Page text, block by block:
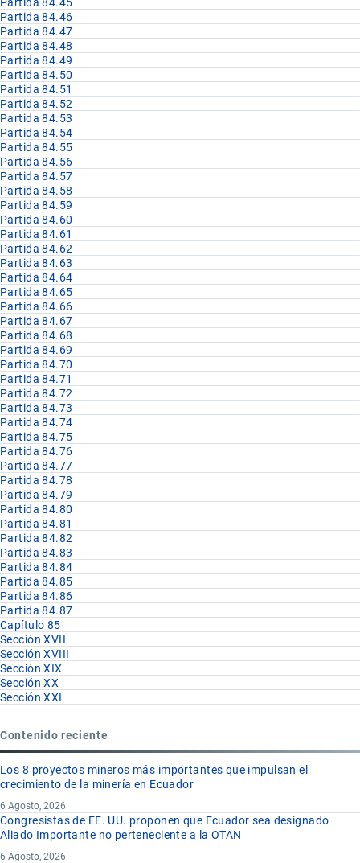
Partida 84.46
Partida 84.47
Partida 84.48
Partida 84.49
Partida 84.50
Partida 84.51
Partida 84.52
Partida 84.53
Partida 84.54
Partida 84.55
Partida 84.56
Partida 84.57
Partida 84.58
Partida 84.59
Partida 84.60
Partida 84.61
Partida 84.62
Partida 84.63
Partida 84.64
Partida 84.65
Partida 84.66
Partida 84.67
Partida 84.68
Partida 84.69
Partida 84.70
Partida 84.71
Partida 84.72
Partida 84.73
Partida 84.74
Partida 84.75
Partida 84.76
Partida 84.77
Partida 84.78
Partida 84.79
Partida 84.80
Partida 84.81
Partida 84.82
Partida 84.83
Partida 84.84
Partida 84.85
Partida 84.86
Partida 84.87
Capítulo 85
Sección XVII
Sección XVIII
Sección XIX
Sección XX
Sección XXI
Contenido reciente
Los 8 proyectos mineros más importantes que impulsan el
crecimiento de la minería en Ecuador
6 Agosto, 2026
Congresistas de EE. UU. proponen que Ecuador sea designado
Aliado Importante no perteneciente a la OTAN
6 Agosto, 2026